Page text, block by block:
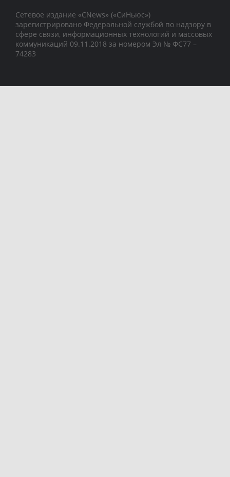
Сетевое издание «CNews» («СиНьюс»)
зарегистрировано Федеральной службой по надзору в
сфере связи, информационных технологий и массовых
коммуникаций 09.11.2018 за номером Эл № ФС77 –
74283